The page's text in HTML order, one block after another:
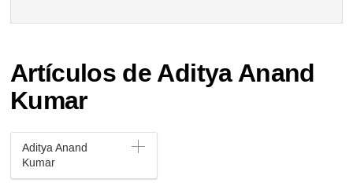
Artículos de Aditya Anand
Kumar
Aditya Anand
Kumar